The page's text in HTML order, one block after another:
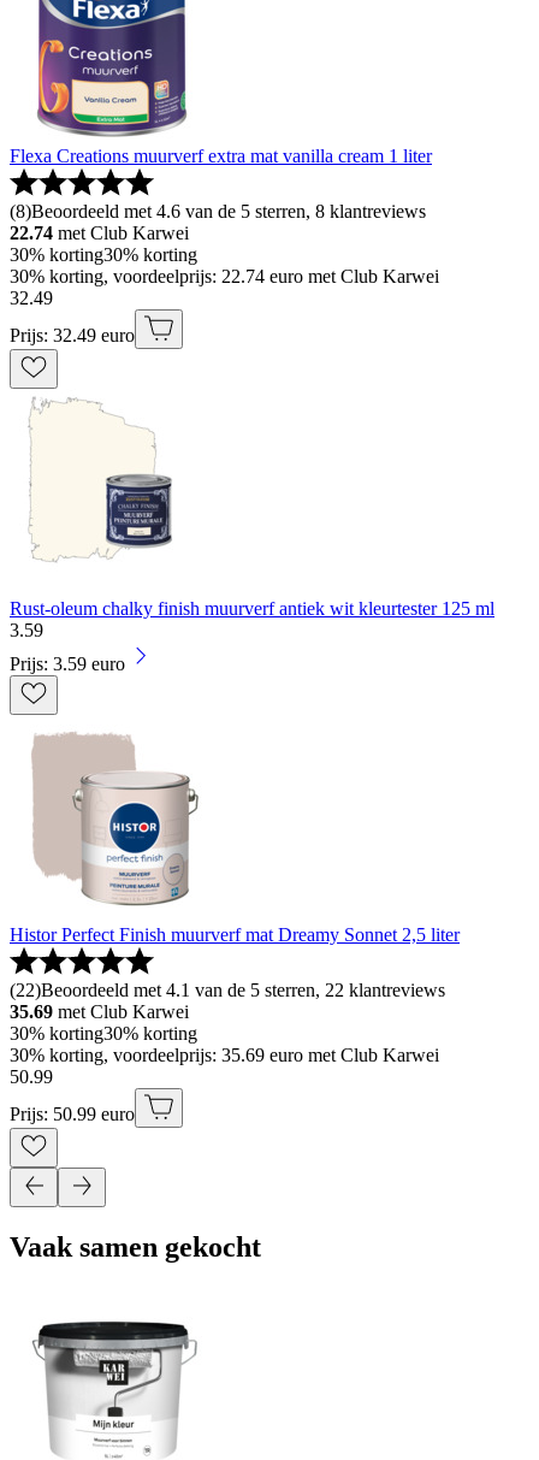
Flexa Creations muurverf extra mat vanilla cream 1 liter
(8)Beoordeeld met 4.6 van de 5 sterren, 8 klantreviews
22.74 met Club Karwei
30% korting30% korting
30% korting, voordeelprijs: 22.74 euro met Club Karwei
32.49
Prijs: 32.49 euro
Rust-oleum chalky finish muurverf antiek wit kleurtester 125 ml
3.59
Prijs: 3.59 euro
Histor Perfect Finish muurverf mat Dreamy Sonnet 2,5 liter
(22)Beoordeeld met 4.1 van de 5 sterren, 22 klantreviews
35.69 met Club Karwei
30% korting30% korting
30% korting, voordeelprijs: 35.69 euro met Club Karwei
50.99
Prijs: 50.99 euro
Vaak samen gekocht